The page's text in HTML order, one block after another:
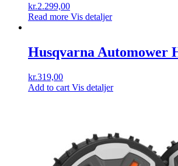
kr.2.299,00
Read more Vis detaljer
Husqvarna Automower
kr.319,00
Add to cart Vis detaljer